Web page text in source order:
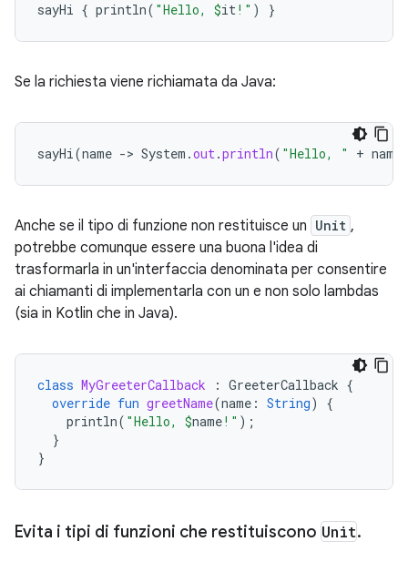
sayHi { println( "Hello, $it!" ) }
Se la richiesta viene richiamata da Java:
sayHi(name -> System .out.println( "Hello, " + name
Anche se il tipo di funzione non restituisce un Unit ,
potrebbe comunque essere una buona l'idea di
trasformarla in un'interfaccia denominata per consentire
ai chiamanti di implementarla con un e non solo lambdas
(sia in Kotlin che in Java).
class MyGreeterCallback : GreeterCallback {
override fun greetName(name : String)
{
println( "Hello, $name!" );
}
}
Evita i tipi di funzioni che restituiscono Unit.